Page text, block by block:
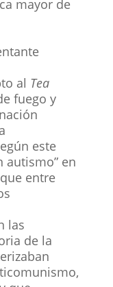
mayor de
al Tea
fuego y
este
autismo” en
entre
las
de la